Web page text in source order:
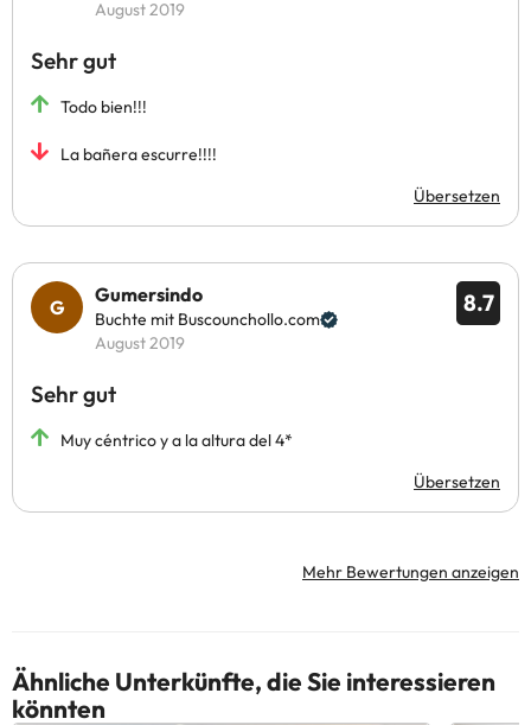
August 2019
Sehr gut
Todo bien!!!
La bañera escurre!!!!
Übersetzen
8.7
Gumersindo
Buchte mit Buscounchollo.com
August 2019
Sehr gut
Muy céntrico y a la altura del 4*
Übersetzen
Mehr Bewertungen anzeigen
Ähnliche Unterkünfte, die Sie interessieren
könnten